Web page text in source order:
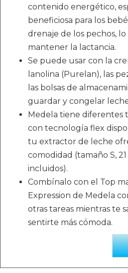
contenido energético,
beneficiosa para los
drenaje de los pechos,
mantener la lactancia.
Se puede usar con la
lanolina (Purelan), las
las bolsas de
guardar y congelar
Medela tiene diferentes
con tecnología flex
tu extractor de leche
comodidad (tamaño S,
incluidos).
Combínalo con el Top
Expression de Medela
otras tareas mientras te
sentirte más cómoda.